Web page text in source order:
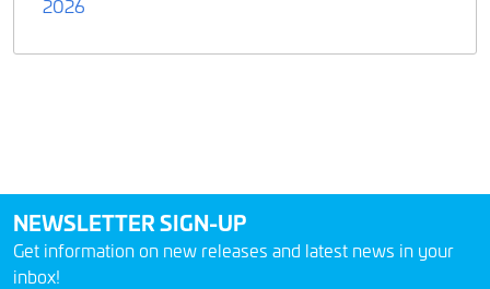
2026
NEWSLETTER SIGN-UP
Get information on new releases and latest news in your
inbox!